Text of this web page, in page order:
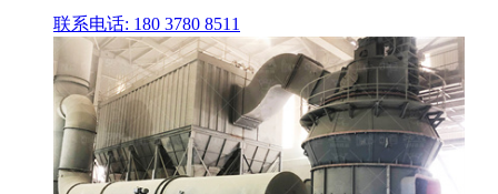
联系电话: 180 3780 8511